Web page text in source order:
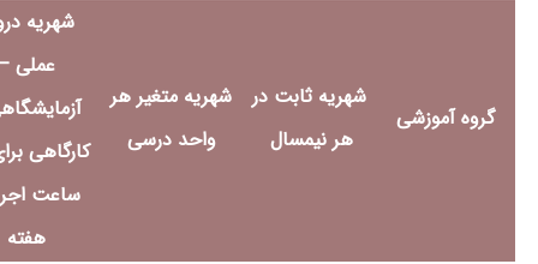
گروه آموزشی
شهریه ثابت در
هر نیمسال
شهریه متغیر هر
واحد درسی
شهریه
عملی
کارگاهی
ساعت
هفته